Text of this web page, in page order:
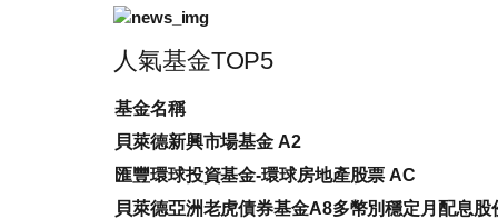
人氣基金TOP5
基金名稱
貝萊德新興市場基金 A2
匯豐環球投資基金-環球房地產股票 AC
貝萊德亞洲老虎債券基金A8多幣別穩定月配息股